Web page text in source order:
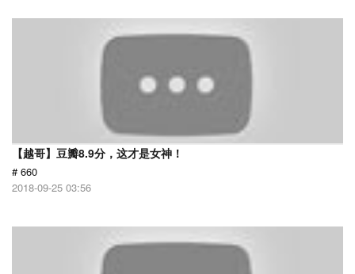
【越哥】豆瓣8.9分，这才是女神！
# 660
2018-09-25 03:56